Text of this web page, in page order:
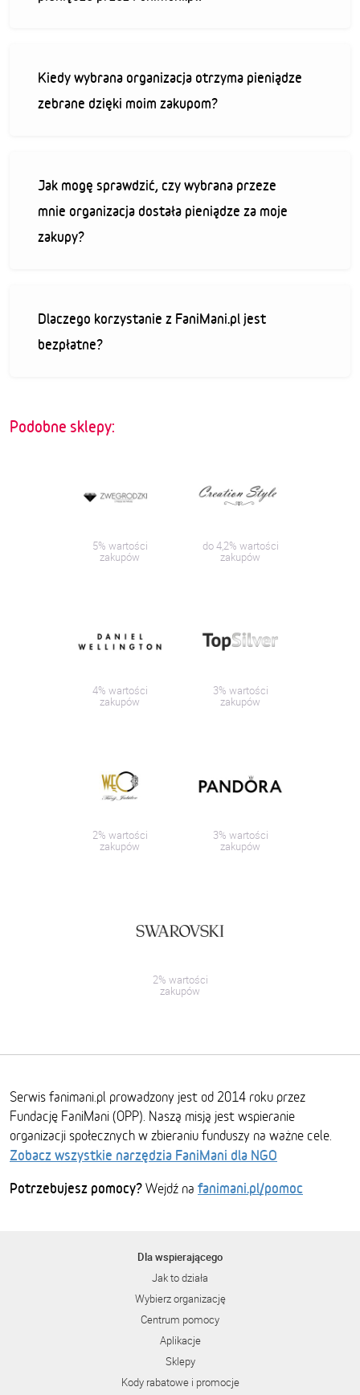
Kiedy wybrana organizacja otrzyma pieniądze
zebrane dzięki moim zakupom?
Jak mogę sprawdzić, czy wybrana przeze
mnie organizacja dostała pieniądze za moje
zakupy?
Dlaczego korzystanie z FaniMani.pl jest
bezpłatne?
Podobne sklepy:
5% wartości
zakupów
do 4,2% wartości
zakupów
4% wartości
zakupów
3% wartości
zakupów
2% wartości
zakupów
3% wartości
zakupów
2% wartości
zakupów
Serwis fanimani.pl prowadzony jest od 2014 roku przez
Fundację FaniMani (OPP). Naszą misją jest wspieranie
organizacji społecznych w zbieraniu funduszy na ważne cele.
Zobacz wszystkie narzędzia FaniMani dla NGO
Potrzebujesz pomocy? Wejdź na fanimani.pl/pomoc
Dla wspierającego
Jak to działa
Wybierz organizację
Centrum pomocy
Aplikacje
Sklepy
Kody rabatowe i promocje